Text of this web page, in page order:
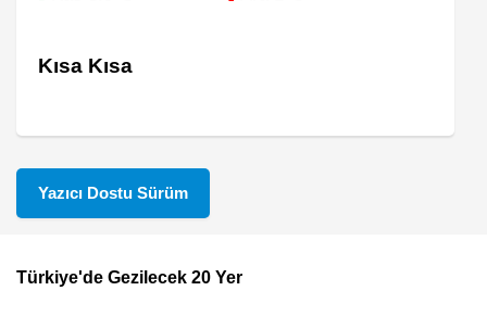
Kısa Kısa
Yazıcı Dostu Sürüm
Footer
Türkiye'de Gezilecek 20 Yer